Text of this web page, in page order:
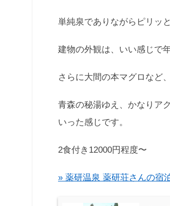
単純泉でありながらピリッ
建物の外観は、いい感じで
さらに大間の本マグロなど
青森の秘湯ゆえ、かなりア
いった感じです。
2食付き12000円程度〜
» 薬研温泉 薬研荘さんの宿